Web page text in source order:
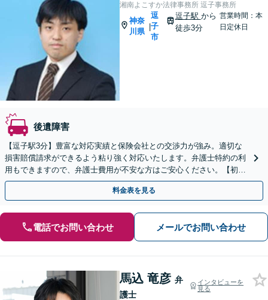
湘南よこすか法律事務所 逗子事務所
神奈
川県
|
逗
子
市
逗子駅 から
徒歩3分
営業時間：本
日定休日
後遺障害
【逗子駅3分】豊富な対応実績と保険会社との交渉力が強み。適切な
損害賠償請求ができるよう粘り強く対応いたします。弁護士特約の利
用もできますので、弁護士費用が不安な方はご安心ください。【初回
面談無料】【夜間・休日は予約で対応可】【法テラス可】
料金表を見る
電話でお問い合わせ メールでお問い合わせ
馬込 竜彦 弁
護士
インタビューを
見る